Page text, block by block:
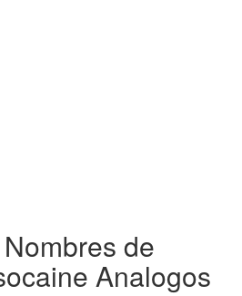
de
Analogos